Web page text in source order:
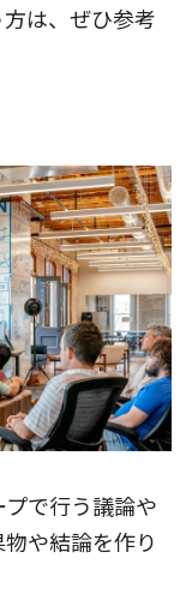
は、ぜひ参考
で行う議論や
や結論を作り